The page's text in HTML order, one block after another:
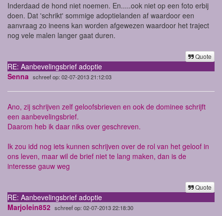
Inderdaad de hond niet noemen. En.....ook niet op een foto erbij
doen. Dat 'schrikt' sommige adoptielanden af waardoor een
aanvraag zo ineens kan worden afgewezen waardoor het traject
nog vele malen langer gaat duren.
Quote
RE: Aanbevelingsbrief adoptie
Senna schreef op: 02-07-2013 21:12:03
Ano, zij schrijven zelf geloofsbrieven en ook de dominee schrijft
een aanbevelingsbrief.
Daarom heb ik daar niks over geschreven.
Ik zou idd nog iets kunnen schrijven over de rol van het geloof in
ons leven, maar wil de brief niet te lang maken, dan is de
interesse gauw weg
Quote
RE: Aanbevelingsbrief adoptie
Marjolein852 schreef op: 02-07-2013 22:18:30